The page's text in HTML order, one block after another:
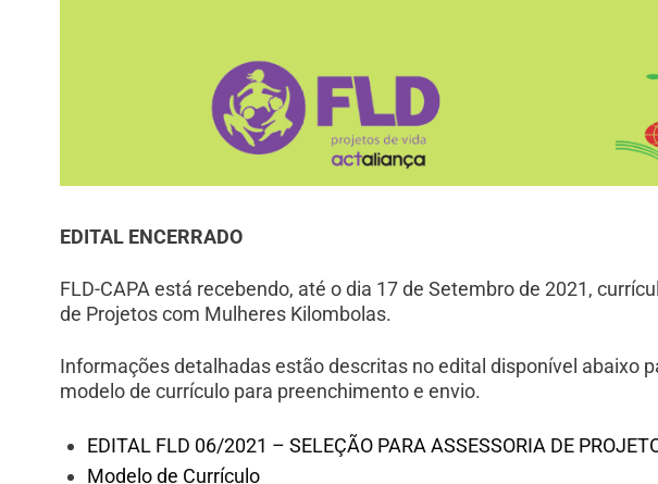
EDITAL ENCERRADO
FLD-CAPA está recebendo, até o dia 17 de Setembro de 2021,
de Projetos com Mulheres Kilombolas.
Informações detalhadas estão descritas no edital disponível abaixo
modelo de currículo para preenchimento e envio.
EDITAL FLD 06/2021 – SELEÇÃO PARA ASSESSORIA DE
Modelo de Currículo